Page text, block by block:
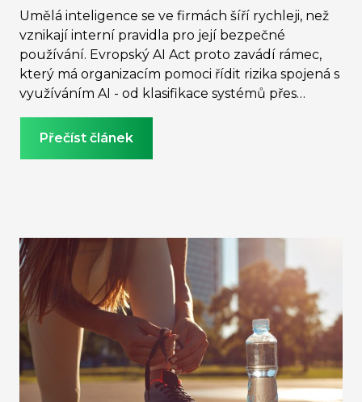
Umělá inteligence se ve firmách šíří rychleji, než
vznikají interní pravidla pro její bezpečné
používání. Evropský AI Act proto zavádí rámec,
který má organizacím pomoci řídit rizika spojená s
využíváním AI - od klasifikace systémů přes
transparentnost a lidský dohled. Jak se na novou
Přečíst článek